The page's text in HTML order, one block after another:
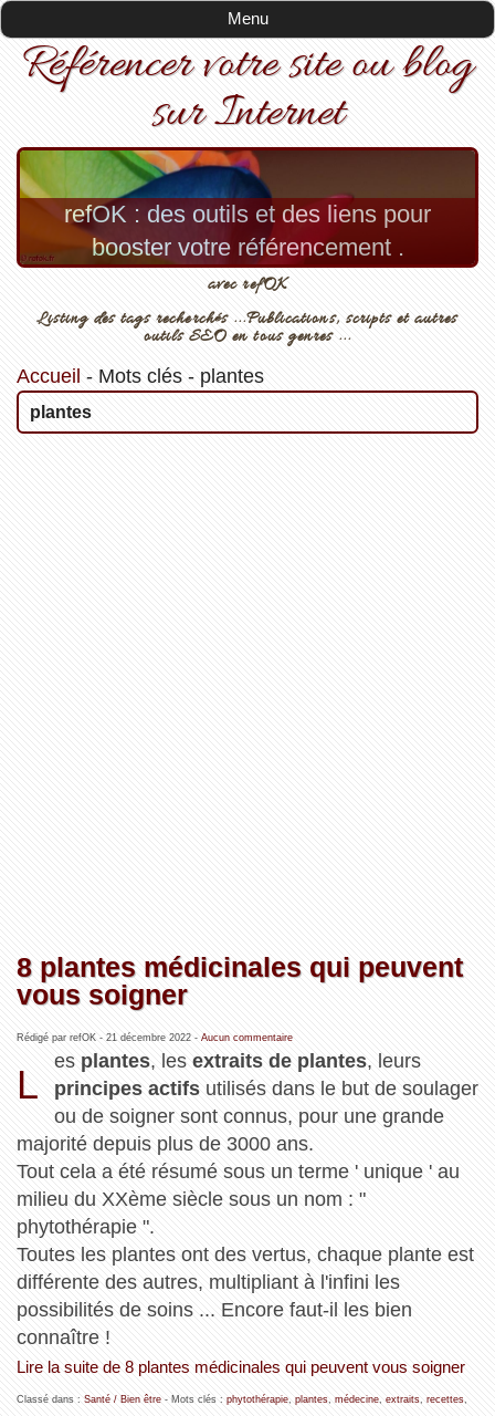
Menu
Référencer votre site ou blog
sur Internet
refOK : des outils et des liens pour
booster votre référencement .
avec refOK
Listing des tags recherchés ...Publications, scripts et autres
outils SEO en tous genres ...
Accueil - Mots clés- plantes
plantes
8 plantes médicinales qui peuvent
vous soigner
Rédigé par refOK - 21 décembre 2022- Aucun commentaire
L
es plantes, lesextraits de plantes, leurs
principes actifs utilisés dans le but de soulager
ou de soigner sont connus, pour une grande
majorité depuis plus de 3000 ans.
Tout cela a été résumé sous un terme ' unique ' au
milieu du XXème siècle sous un nom : "
phytothérapie ".
Toutes les plantes ont des vertus, chaque plante est
différente des autres, multipliant à l'infini les
possibilités de soins ... Encore faut-il les bien
connaître !
Lire la suite de 8 plantes médicinales qui peuvent vous soigner
Classé dans : Santé / Bien être- Mots clés : phytothérapie, plantes, médecine, extraits, recettes,